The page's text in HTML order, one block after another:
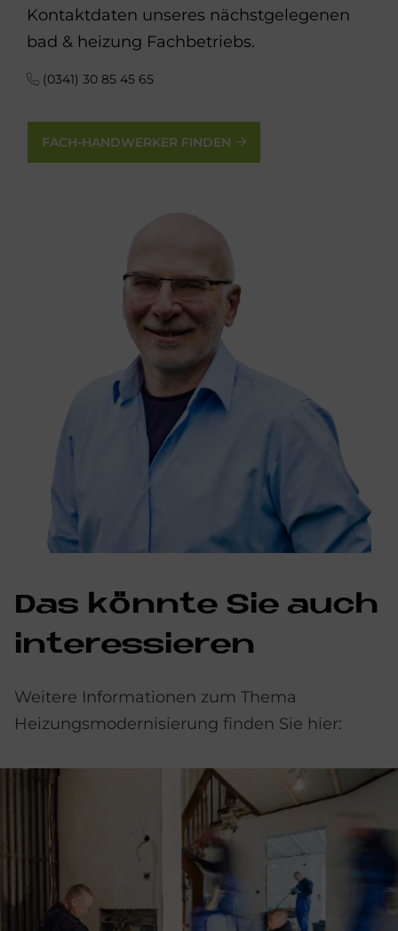
Kontaktdaten unseres nächstgelegenen
bad & heizung Fachbetriebs.
(0341) 30 85 45 65
FACH-HANDWERKER FINDEN
Das könn­te Sie auch
in­ter­es­sie­ren
Weitere Informationen zum Thema
Heizungsmodernisierung finden Sie hier: